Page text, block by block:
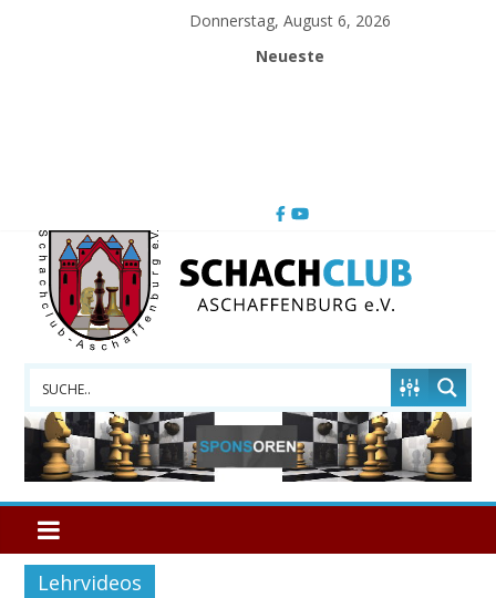
Donnerstag, August 6, 2026
Neueste
Schachclub
Aschaffenburg
Lehrvideos